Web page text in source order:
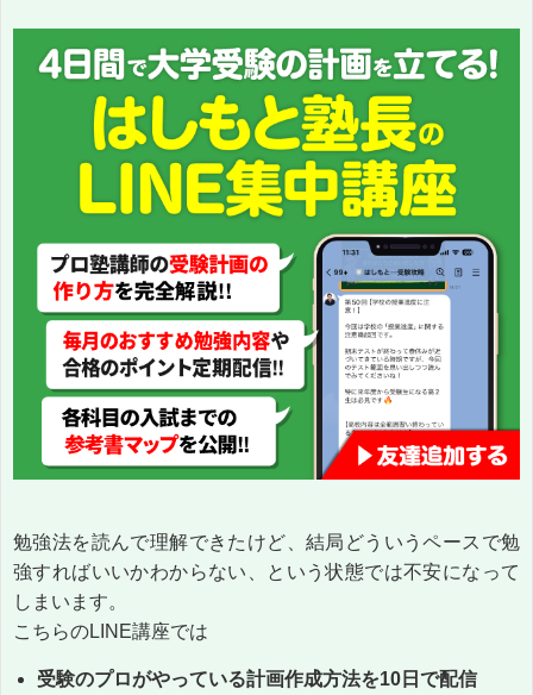
勉強法を読んで理解できたけど、結局どういうペースで勉
強すればいいかわからない、という状態では不安になって
しまいます。
こちらのLINE講座では
受験のプロがやっている計画作成方法を10日で配信